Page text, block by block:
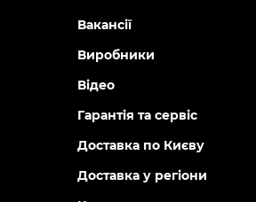
Вакансії
Виробники
Відео
Гарантія та сервіс
Доставка по Києву
Доставка у регіони